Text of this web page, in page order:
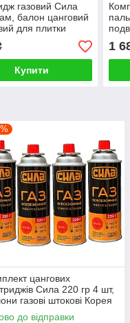
газовий Сила
балон цанговий
для плитки
Купити
1
цангових
Сила 220 гр 4 шт,
газові штокові Корея
до відправки